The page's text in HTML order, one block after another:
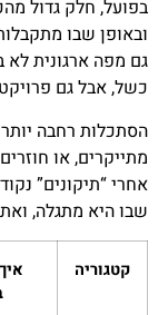
בפועל, חלק גדול
ובאופן שבו
גם מפה ארגונית לא
כשל, אבל גם
הסתכלות רחבה
מתייקרים, או
אחרי “תיקונים”
שבו היא מתגלה,
קטגוריה